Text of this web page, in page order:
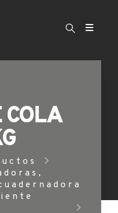
COLA
,